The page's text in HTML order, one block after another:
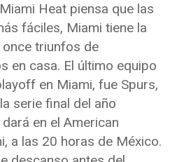
Heat piensa que las
fáciles, Miami tiene la
triunfos de
en casa. El último equipo
en Miami, fue Spurs,
serie final del año
en el American
a las 20 horas de México.